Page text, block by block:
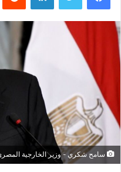
سامح شكري - وزير الخارجية